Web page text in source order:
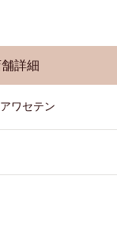
詳細
ワセテン